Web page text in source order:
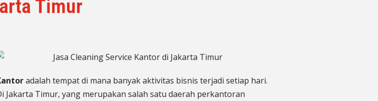
Timur
adalah tempat di mana banyak aktivitas bisnis terjadi setiap hari.
Jakarta Timur, yang merupakan salah satu daerah perkantoran